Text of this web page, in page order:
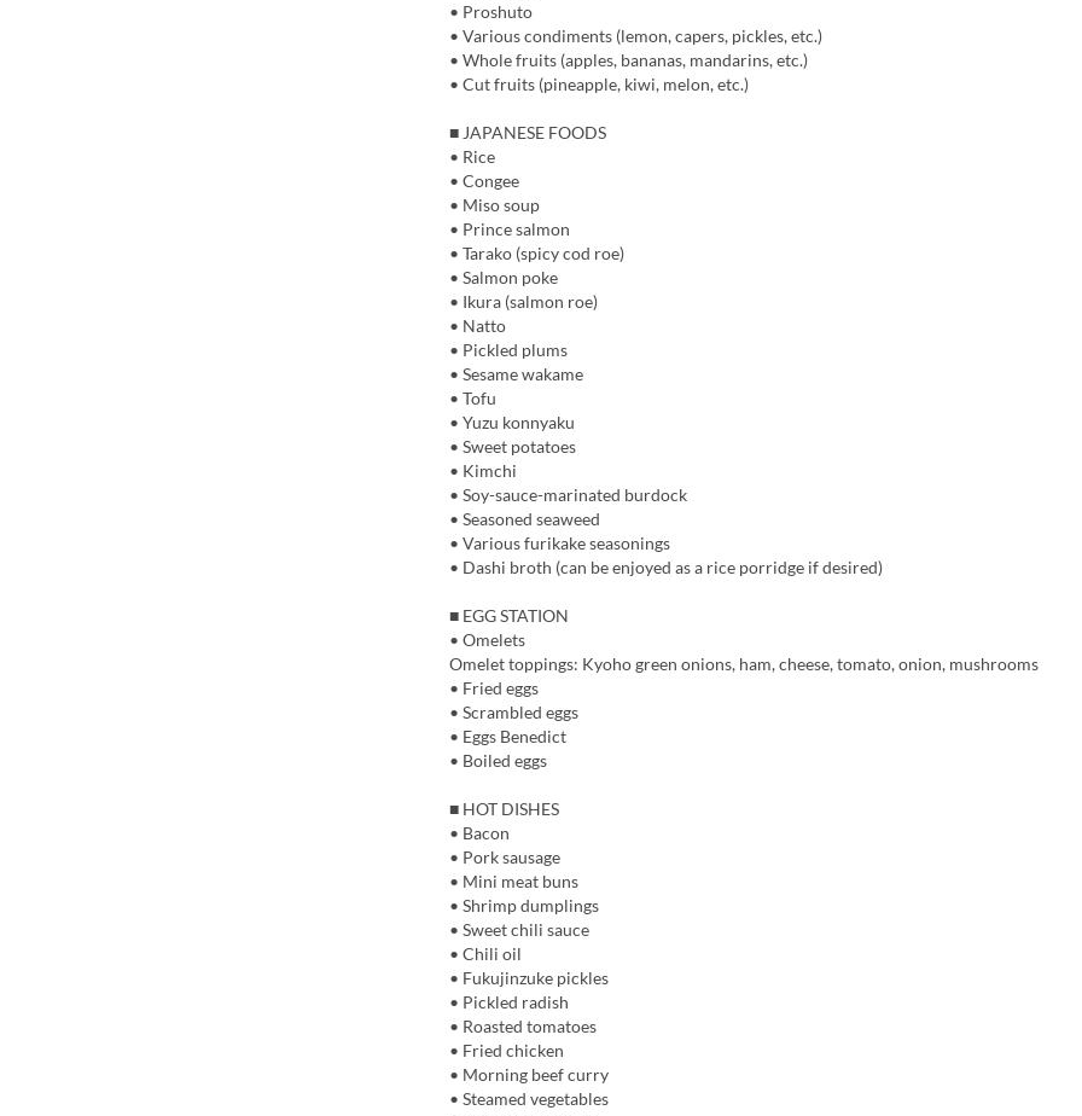
• Proshuto
• Various condiments (lemon, capers, pickles, etc.)
• Whole fruits (apples, bananas, mandarins, etc.)
• Cut fruits (pineapple, kiwi, melon, etc.)
■ JAPANESE FOODS
• Rice
• Congee
• Miso soup
• Prince salmon
• Tarako (spicy cod roe)
• Salmon poke
• Ikura (salmon roe)
• Natto
• Pickled plums
• Sesame wakame
• Tofu
• Yuzu konnyaku
• Sweet potatoes
• Kimchi
• Soy-sauce-marinated burdock
• Seasoned seaweed
• Various furikake seasonings
• Dashi broth (can be enjoyed as a rice porridge if desired)
■ EGG STATION
• Omelets
Omelet toppings: Kyoho green onions, ham, cheese, tomato, onion, mushrooms
• Fried eggs
• Scrambled eggs
• Eggs Benedict
• Boiled eggs
■ HOT DISHES
• Bacon
• Pork sausage
• Mini meat buns
• Shrimp dumplings
• Sweet chili sauce
• Chili oil
• Fukujinzuke pickles
• Pickled radish
• Roasted tomatoes
• Fried chicken
• Morning beef curry
• Steamed vegetables